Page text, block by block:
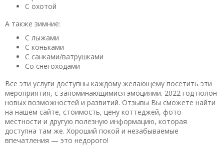
С охотой
А также зимние:
С лыжами
С коньками
С санками/ватрушками
Со снегоходами
Все эти услуги доступны каждому желающему посетить эти
мероприятия, с запоминающимися эмоциями. 2022 год полон
новых возможностей и развитий. Отзывы Вы сможете найти
на нашем сайте, стоимость, цену коттеджей, фото
местности и другую полезную информацию, которая
доступна там же. Хороший покой и незабываемые
впечатления — это недорого!